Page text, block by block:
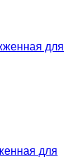
для
для